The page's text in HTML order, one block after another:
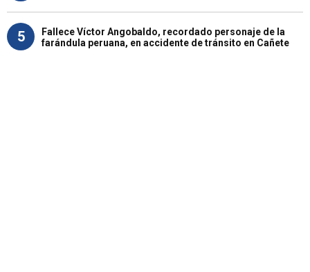
5
Fallece Víctor Angobaldo, recordado personaje de la
farándula peruana, en accidente de tránsito en Cañete